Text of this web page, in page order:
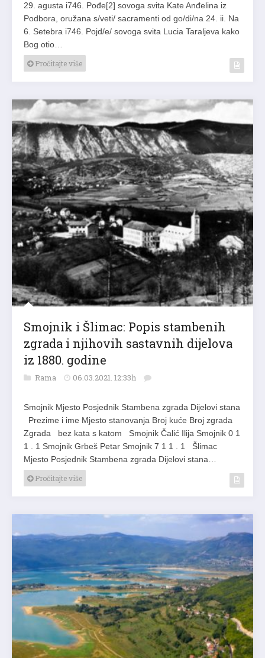
29. agusta i746. Pođe[2] sovoga svita Kate Anđelina iz
Podbora, oružana s/veti/ sacramenti od go/di/na 24. ii. Na
6. Setebra i746. Pojd/e/ sovoga svita Lucia Taraljeva kako
Bog otio…
Pročitajte više
Smojnik i Šlimac: Popis stambenih
zgrada i njihovih sastavnih dijelova
iz 1880. godine
Rama 06.03.2021. 12:33h
Smojnik Mjesto Posjednik Stambena zgrada Dijelovi stana
Prezime i ime Mjesto stanovanja Broj kuće Broj zgrada
Zgrada bez kata s katom Smojnik Čalić Ilija Smojnik 0 1
1 . 1 Smojnik Grbeš Petar Smojnik 7 1 1 . 1 Šlimac
Mjesto Posjednik Stambena zgrada Dijelovi stana…
Pročitajte više